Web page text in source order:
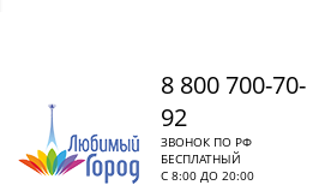
Митино
Мундыбаш
8 800 700-70-
92
ЗВОНОК ПО РФ
БЕСПЛАТНЫЙ
С 8:00 ДО 20:00